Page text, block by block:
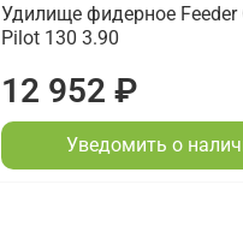
Удилище фидерное Feeder
Pilot 130 3.90
12 952 ₽
Уведомить о